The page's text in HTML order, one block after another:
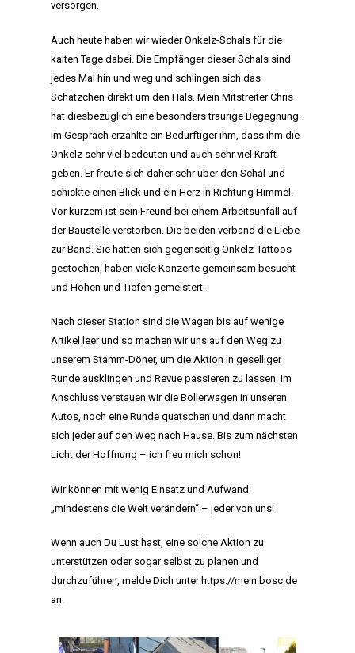
versorgen.
Auch heute haben wir wieder Onkelz-Schals für die
kalten Tage dabei. Die Empfänger dieser Schals sind
jedes Mal hin und weg und schlingen sich das
Schätzchen direkt um den Hals. Mein Mitstreiter Chris
hat diesbezüglich eine besonders traurige Begegnung.
Im Gespräch erzählte ein Bedürftiger ihm, dass ihm die
Onkelz sehr viel bedeuten und auch sehr viel Kraft
geben. Er freute sich daher sehr über den Schal und
schickte einen Blick und ein Herz in Richtung Himmel.
Vor kurzem ist sein Freund bei einem Arbeitsunfall auf
der Baustelle verstorben. Die beiden verband die Liebe
zur Band. Sie hatten sich gegenseitig Onkelz-Tattoos
gestochen, haben viele Konzerte gemeinsam besucht
und Höhen und Tiefen gemeistert.
Nach dieser Station sind die Wagen bis auf wenige
Artikel leer und so machen wir uns auf den Weg zu
unserem Stamm-Döner, um die Aktion in geselliger
Runde ausklingen und Revue passieren zu lassen. Im
Anschluss verstauen wir die Bollerwagen in unseren
Autos, noch eine Runde quatschen und dann macht
sich jeder auf den Weg nach Hause. Bis zum nächsten
Licht der Hoffnung – ich freu mich schon!
Wir können mit wenig Einsatz und Aufwand
„mindestens die Welt verändern“ – jeder von uns!
Wenn auch Du Lust hast, eine solche Aktion zu
unterstützen oder sogar selbst zu planen und
durchzuführen, melde Dich unter https://mein.bosc.de
an.
HOME
MANIFEST
AKTIVITÄTEN
CLUB
TEAM
SHOP